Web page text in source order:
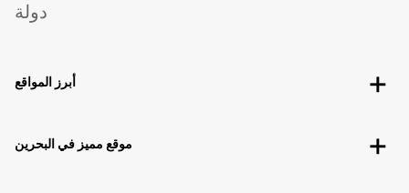
دولة
أبرز المواقع
موقع مميز في البحرين